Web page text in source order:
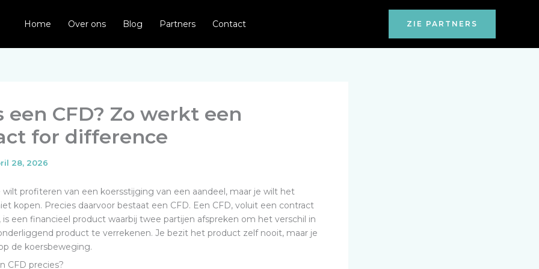
Home Over ons Blog Partners Contact ZIE PARTNERS
een CFD? Zo werkt een
for difference
28, 2026
wilt profiteren van een koersstijging van een aandeel, maar je wilt het
kopen. Precies daarvoor bestaat een CFD. Een CFD, voluit een contract
een financieel product waarbij twee partijen afspreken om het verschil in
product te verrekenen. Je bezit het product zelf nooit, maar je
de koersbeweging.
CFD precies?